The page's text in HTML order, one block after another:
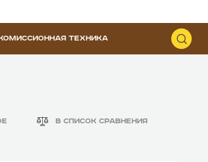
ТЕХНИКА
В СПИСОК СРАВНЕНИЯ